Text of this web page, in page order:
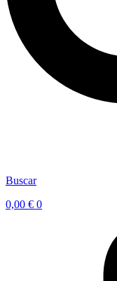
Buscar
0,00 € 0